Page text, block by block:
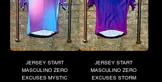
JERSEY START
MASCULINO ZERO
EXCUSES MYSTIC
JERSEY START
MASCULINO ZERO
EXCUSES STORM